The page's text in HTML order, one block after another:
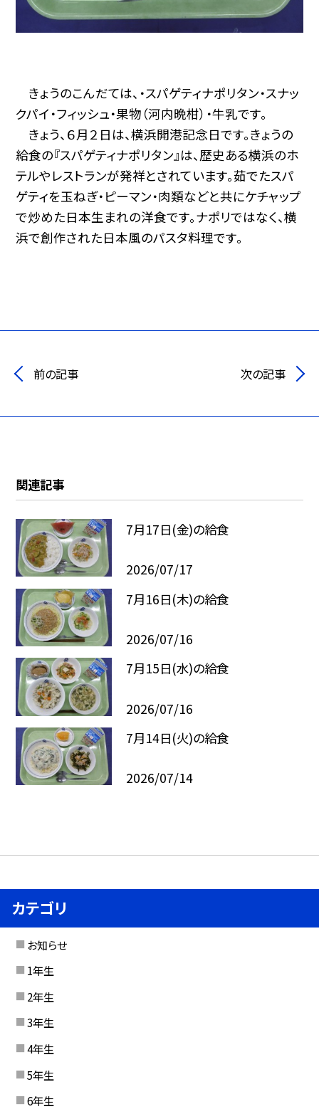
きょうのこんだては、・スパゲティナポリタン・スナッ
クパイ・フィッシュ・果物（河内晩柑）・牛乳です。
きょう、６月２日は、横浜開港記念日です。きょうの
給食の『スパゲティナポリタン』は、歴史ある横浜のホ
テルやレストランが発祥とされています。茹でたスパ
ゲティを玉ねぎ・ピーマン・肉類などと共にケチャップ
で炒めた日本生まれの洋食です。ナポリではなく、横
浜で創作された日本風のパスタ料理です。
前の記事 次の記事
関連記事
7月17日(金)の給食
2026/07/17
7月16日(木)の給食
2026/07/16
7月15日(水)の給食
2026/07/16
7月14日(火)の給食
2026/07/14
カテゴリ
お知らせ
1年生
2年生
3年生
4年生
5年生
6年生